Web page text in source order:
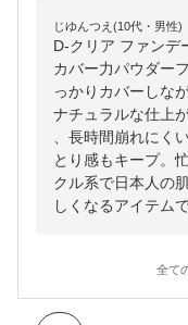
じゆんつえ(10代・男性)
D-クリア ファンデ
カバー力パウダー
っかりカバーしな
ナチュラルな仕上
、長時間崩れにく
とり感もキープ。
クル系で日本人の
しくなるアイテムで
全て